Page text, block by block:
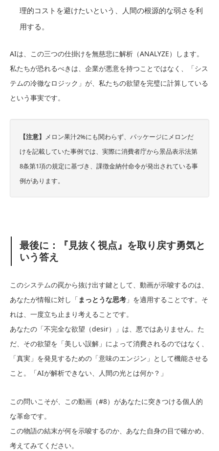
理的コストを避けたいという、人間の根源的な弱さを利
用する。
AIは、この三つの仕掛けを無慈悲に解析（ANALYZE）します。
私たちが恐れるべきは、企業が悪意を持つことではなく、「シス
テムの冷徹なロジック」が、私たちの欲望を完璧に計算している
という事実です。
【注意】
メロン果汁2%にも関わらず、パッケージにメロンだ
けを記載していた事例では、実際に消費者庁から景品表示法第
8条第1項の規定に基づき、課徴金納付命令が発出されている事
例があります。
最後に：『見抜く視点』を取り戻す勇気と
いう答え
このシステムの罠から抜け出す鍵として、動画が示唆するのは、
あなたが情報に対し「まっとうな思考 」を適用することです。そ
れは、一度立ち止まり考えることです。
あなたの「不完全な欲望（desir）」は、悪ではありません。た
だ、その欲望を「美しい誤解」によって消費されるのではなく、
「真実」を発見するための「意味のエンジン」として機能させる
こと。「AIが解析できない、人間の光とは何か？」
この問いこそが、この動画（#8）があなたに突きつける個人的
な革命です。
この物語の結末が何を示唆するのか、あなた自身の目で確かめ、
考えてみてください。